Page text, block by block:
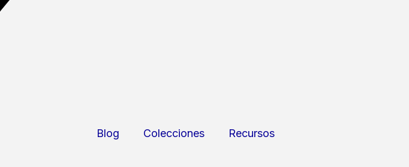
Blog Colecciones
Recursos